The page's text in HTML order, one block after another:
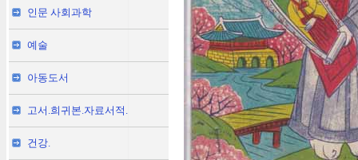
인문 사회과학
예술
아동도서
고서.희귀본.자료서적.
건강.